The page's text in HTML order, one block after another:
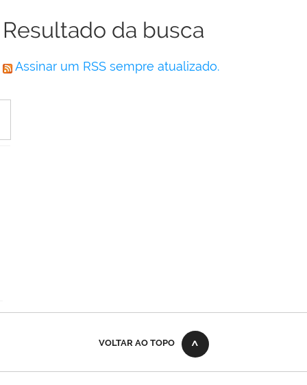
Resultado da busca
Assinar um RSS sempre atualizado.
VOLTAR AO TOPO